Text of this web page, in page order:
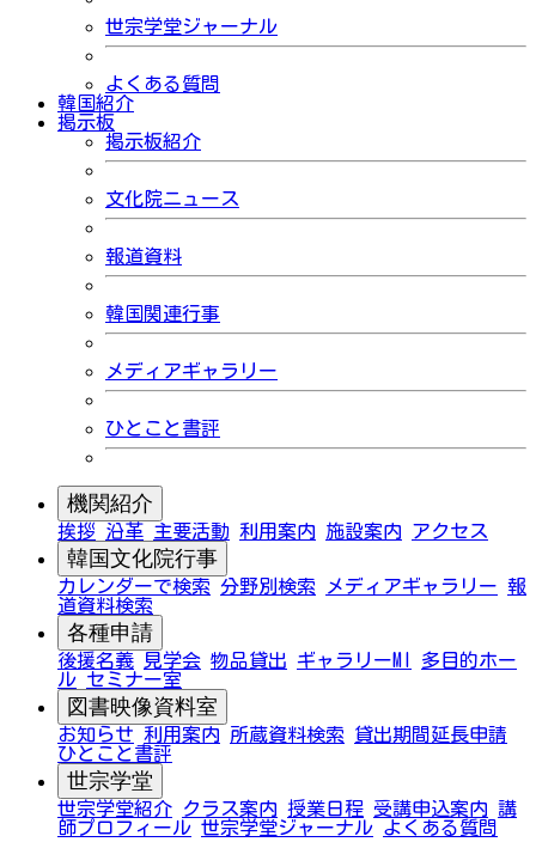
世宗学堂ジャーナル
よくある質問
韓国紹介
掲示板
掲示板紹介
文化院ニュース
報道資料
韓国関連行事
メディアギャラリー
ひとこと書評
機関紹介
挨拶 沿革 主要活動 利用案内 施設案内 アクセス
韓国文化院行事
カレンダーで検索 分野別検索 メディアギャラリー 報
道資料検索
各種申請
後援名義 見学会 物品貸出 ギャラリーMI
多目的ホー
ル セミナー室
図書映像資料室
お知らせ 利用案内 所蔵資料検索
貸出期間延長申請
ひとこと書評
世宗学堂
世宗学堂紹介 クラス案内 授業日程 受講申込案内 講
師プロフィール 世宗学堂ジャーナル よくある質問